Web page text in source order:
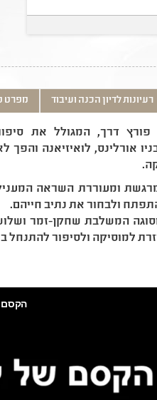
רעיונות לדיון הכנה ועיבוד מפרט
פורץ דרך, המגולל את
אורלינס, לואיזיאנה והפך
מרגשת ומעוררת השראה
ולבחור את נתיב חייהם.
המשלבת שחקן-זמר
למוסיקה ולסיפור להתנחל